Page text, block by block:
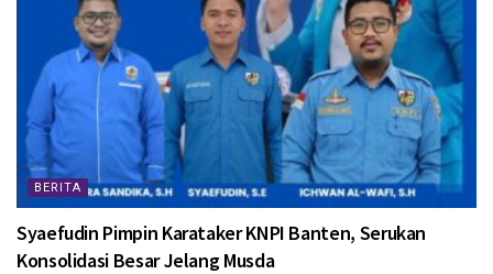
BERITA
Syaefudin Pimpin Karataker KNPI Banten, Serukan
Konsolidasi Besar Jelang Musda